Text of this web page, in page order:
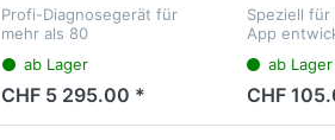
Profi-Diagnosegerät für
mehr als 80
aller Steuergeräte, Service-
Intervalle, 4-Kanal-
Wellenformgenerator,
ab Lager
CHF 5 295.00 *
Speziell für
App
Fahrzeuge.
ab Lager
CHF